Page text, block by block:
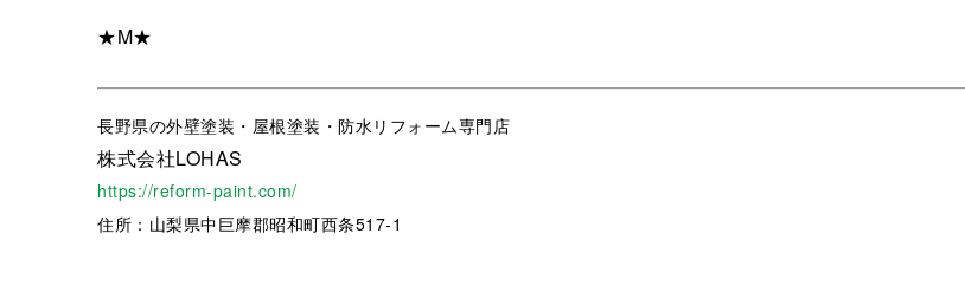
★M★
長野県の外壁塗装・屋根塗装・防水リフォーム専門店
株式会社LOHAS
https://reform-paint.com/
住所：山梨県中巨摩郡昭和町西条517-1